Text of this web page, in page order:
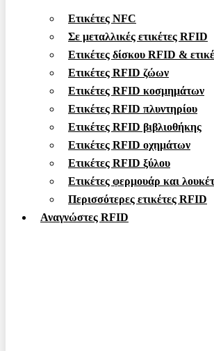
Ετικέτες NFC
Σε μεταλλικές ετικέτες RFID
Ετικέτες δίσκου RFID &
Ετικέτες RFID ζώων
Ετικέτες RFID κοσμημάτων
Ετικέτες RFID πλυντηρίου
Ετικέτες RFID βιβλιοθήκης
Ετικέτες RFID οχημάτων
Ετικέτες RFID ξύλου
Ετικέτες φερμουάρ και
Περισσότερες ετικέτες RFID
Αναγνώστες RFID